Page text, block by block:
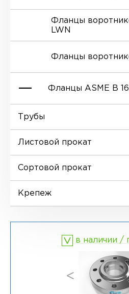
Отводы EN 10253-
Отводы MSS SP-75
Переходы DIN
Переходы DIN
Ниппели
Фланцы
LWN
Фланцы
Фланцы ASME B
Трубы
Листовой прокат
Сортовой прокат
Крепеж
в наличии /